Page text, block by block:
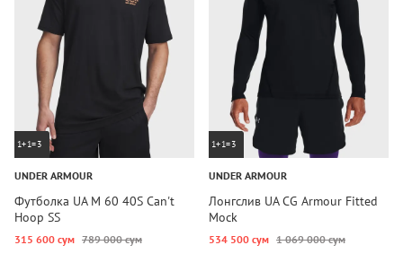
1+1=3
UNDER ARMOUR
Футболка UA M 60 40S Can't
Hoop SS
315 600 сум 789 000 сум
1+1=3
UNDER ARMOUR
Лонгслив UA CG Armour Fitted
Mock
534 500 сум 1 069 000 сум